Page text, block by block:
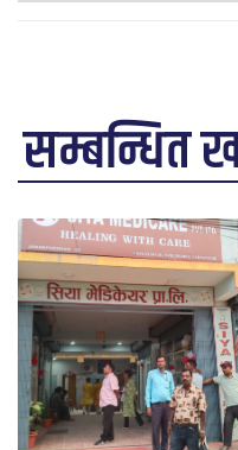
सम्बन्धित